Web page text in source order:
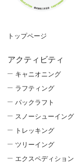
トップページ
アクティビティ
キャニオニング
ラフティング
パックラフト
スノーシューイング
トレッキング
ツリーイング
エクスペディション